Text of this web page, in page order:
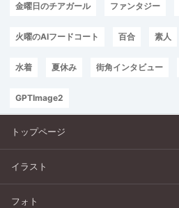
金曜日のチアガール ファンタジー
火曜のAIフードコート 百合 素人
水着 夏休み 街角インタビュー
GPTImage2
トップページ
イラスト
フォト